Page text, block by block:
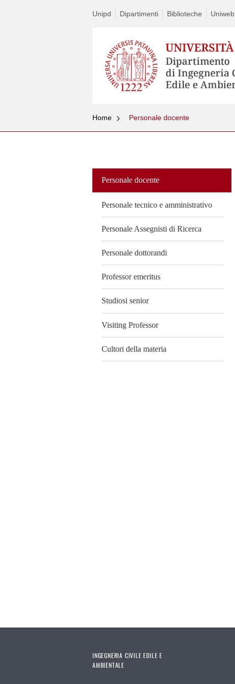
Unipd Dipartimenti Biblioteche Uniweb
Home Personale docente
Personale docente
Personale tecnico e amministrativo
Personale Assegnisti di Ricerca
Personale dottorandi
Professor emeritus
Studiosi senior
Visiting Professor
Cultori della materia
INGEGNERIA CIVILE EDILE E
AMBIENTALE